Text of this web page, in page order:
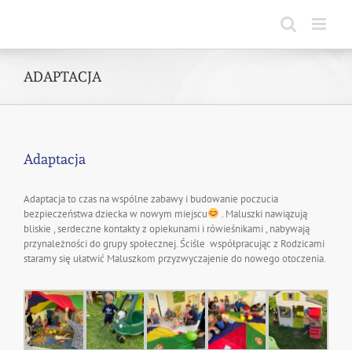
ADAPTACJA
Adaptacja
Adaptacja to czas na wspólne zabawy i budowanie poczucia
bezpieczeństwa dziecka w nowym miejscu
. Maluszki nawiązują
bliskie , serdeczne kontakty z opiekunami i rówieśnikami , nabywają
przynależności do grupy społecznej. Ściśle współpracując z Rodzicami
staramy się ułatwić Maluszkom przyzwyczajenie do nowego otoczenia.